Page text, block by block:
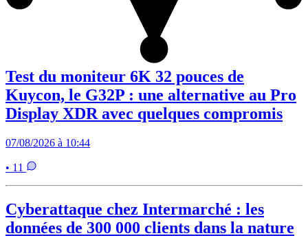
Test du moniteur 6K 32 pouces de
Kuycon, le G32P : une alternative au Pro
Display XDR avec quelques compromis
07/08/2026 à 10:44
• 11
Cyberattaque chez Intermarché : les
données de 300 000 clients dans la nature